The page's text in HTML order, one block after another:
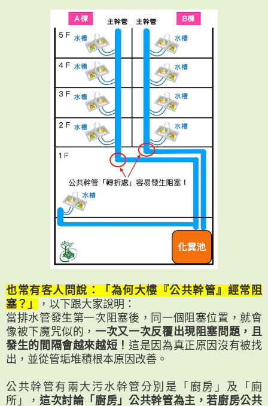
也常有客人問說：「為何大樓『公共幹管』經常阻
塞？」
，以下跟大家說明：
當排水管發生第一次阻塞後，同一個阻塞位置，就會
像被下魔咒似的，一次又一次反覆出現阻塞問題，且
發生的間隔會越來越短！ 這是因為真正原因沒有被找
出，並從管垢堆積根本原因改善。
公共幹管有兩大污水幹管分別是「廚房」及「廁
所」， 這次討論「廚房」公共幹管為主，若廚房公共